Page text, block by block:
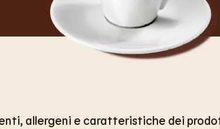
allergeni e caratteristiche dei